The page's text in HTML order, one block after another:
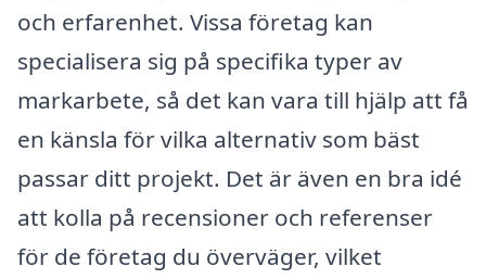
och erfarenhet. Vissa företag kan
specialisera sig på specifika typer av
markarbete, så det kan vara till hjälp att få
en känsla för vilka alternativ som bäst
passar ditt projekt. Det är även en bra idé
att kolla på recensioner och referenser
för de företag du överväger, vilket